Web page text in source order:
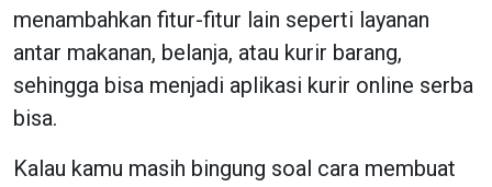
menambahkan fitur-fitur lain seperti layanan
antar makanan, belanja, atau kurir barang,
sehingga bisa menjadi aplikasi kurir online serba
bisa.
Kalau kamu masih bingung soal cara membuat